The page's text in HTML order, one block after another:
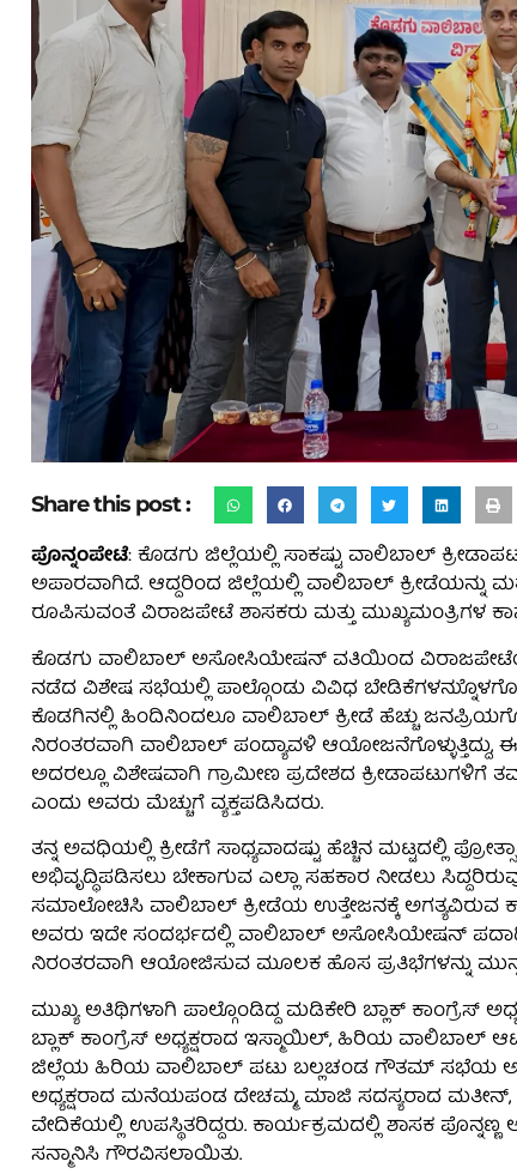
Share this post :
ಪೊನ್ನಂಪೇಟೆ: ಕೊಡಗು ಜಿಲ್ಲೆಯಲ್ಲಿ ಸಾಕಷ್ಟು ವಾಲಿಬಾಲ್
ಅಪಾರವಾಗಿದೆ. ಆದ್ದರಿಂದ ಜಿಲ್ಲೆಯಲ್ಲಿ ವಾಲಿಬಾಲ್ ಕ್ರೀಡೆಯನ್ನು
ರೂಪಿಸುವಂತೆ ವಿರಾಜಪೇಟೆ ಶಾಸಕರು ಮತ್ತು ಮುಖ್ಯಮಂತ್ರಿಗಳ
ಕೊಡಗು ವಾಲಿಬಾಲ್ ಅಸೋಸಿಯೇಷನ್ ವತಿಯಿಂದ
ನಡೆದ ವಿಶೇಷ ಸಭೆಯಲ್ಲಿ ಪಾಲ್ಗೊಂಡು ವಿವಿಧ
ಕೊಡಗಿನಲ್ಲಿ ಹಿಂದಿನಿಂದಲೂ ವಾಲಿಬಾಲ್ ಕ್ರೀಡೆ ಹೆಚ್ಚು
ನಿರಂತರವಾಗಿ ವಾಲಿಬಾಲ್ ಪಂದ್ಯಾವಳಿ ಆಯೋಜನೆಗೊಳ್ಳುತ್ತಿದ್ದು,
ಅದರಲ್ಲೂ ವಿಶೇಷವಾಗಿ ಗ್ರಾಮೀಣ ಪ್ರದೇಶದ ಕ್ರೀಡಾಪಟುಗಳಿಗೆ
ಎಂದು ಅವರು ಮೆಚ್ಚುಗೆ ವ್ಯಕ್ತಪಡಿಸಿದರು.
ತನ್ನ ಅವಧಿಯಲ್ಲಿ ಕ್ರೀಡೆಗೆ ಸಾಧ್ಯವಾದಷ್ಟು ಹೆಚ್ಚಿನ ಮಟ್ಟದಲ್ಲಿ
ಅಭಿವೃದ್ಧಿಪಡಿಸಲು ಬೇಕಾಗುವ ಎಲ್ಲಾ ಸಹಕಾರ ನೀಡಲು
ಸಮಾಲೋಚಿಸಿ ವಾಲಿಬಾಲ್ ಕ್ರೀಡೆಯ ಉತ್ತೇಜನಕ್ಕೆ ಅಗತ್ಯವಿರುವ
ಅವರು ಇದೇ ಸಂದರ್ಭದಲ್ಲಿ ವಾಲಿಬಾಲ್ ಅಸೋಸಿಯೇಷನ್
ನಿರಂತರವಾಗಿ ಆಯೋಜಿಸುವ ಮೂಲಕ ಹೊಸ ಪ್ರತಿಭೆಗಳನ್ನು
ಮುಖ್ಯ ಅತಿಥಿಗಳಾಗಿ ಪಾಲ್ಗೊಂಡಿದ್ದ ಮಡಿಕೇರಿ ಬ್ಲಾಕ್ ಕಾಂಗ್ರೆಸ್
ಬ್ಲಾಕ್ ಕಾಂಗ್ರೆಸ್ ಅಧ್ಯಕ್ಷರಾದ ಇಸ್ಮಾಯಿಲ್, ಹಿರಿಯ ವಾಲಿಬಾಲ್
ಜಿಲ್ಲೆಯ ಹಿರಿಯ ವಾಲಿಬಾಲ್ ಪಟು ಬಲ್ಲಚಂಡ ಗೌತಮ್ ಸಭೆಯ
ಅಧ್ಯಕ್ಷರಾದ ಮನೆಯಪಂಡ ದೇಚಮ್ಮ, ಮಾಜಿ ಸದಸ್ಯರಾದ ಮತೀನ್,
ವೇದಿಕೆಯಲ್ಲಿ ಉಪಸ್ಥಿತರಿದ್ದರು. ಕಾರ್ಯಕ್ರಮದಲ್ಲಿ ಶಾಸಕ
ಸನ್ಮಾನಿಸಿ ಗೌರವಿಸಲಾಯಿತು.